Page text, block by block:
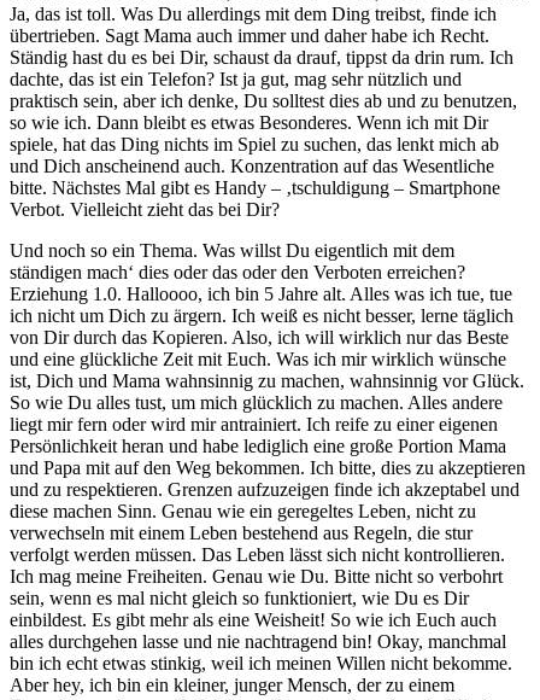
Ja, das ist toll. Was Du allerdings mit dem Ding treibst, finde ich
übertrieben. Sagt Mama auch immer und daher habe ich Recht.
Ständig hast du es bei Dir, schaust da drauf, tippst da drin rum. Ich
dachte, das ist ein Telefon? Ist ja gut, mag sehr nützlich und
praktisch sein, aber ich denke, Du solltest dies ab und zu benutzen,
so wie ich. Dann bleibt es etwas Besonderes. Wenn ich mit Dir
spiele, hat das Ding nichts im Spiel zu suchen, das lenkt mich ab
und Dich anscheinend auch. Konzentration auf das Wesentliche
bitte. Nächstes Mal gibt es Handy – ‚tschuldigung – Smartphone
Verbot. Vielleicht zieht das bei Dir?
Und noch so ein Thema. Was willst Du eigentlich mit dem
ständigen mach‘ dies oder das oder den Verboten erreichen?
Erziehung 1.0. Halloooo, ich bin 5 Jahre alt. Alles was ich tue, tue
ich nicht um Dich zu ärgern. Ich weiß es nicht besser, lerne täglich
von Dir durch das Kopieren. Also, ich will wirklich nur das Beste
und eine glückliche Zeit mit Euch. Was ich mir wirklich wünsche
ist, Dich und Mama wahnsinnig zu machen, wahnsinnig vor Glück.
So wie Du alles tust, um mich glücklich zu machen. Alles andere
liegt mir fern oder wird mir antrainiert. Ich reife zu einer eigenen
Persönlichkeit heran und habe lediglich eine große Portion Mama
und Papa mit auf den Weg bekommen. Ich bitte, dies zu akzeptieren
und zu respektieren. Grenzen aufzuzeigen finde ich akzeptabel und
diese machen Sinn. Genau wie ein geregeltes Leben, nicht zu
verwechseln mit einem Leben bestehend aus Regeln, die stur
verfolgt werden müssen. Das Leben lässt sich nicht kontrollieren.
Ich mag meine Freiheiten. Genau wie Du. Bitte nicht so verbohrt
sein, wenn es mal nicht gleich so funktioniert, wie Du es Dir
einbildest. Es gibt mehr als eine Weisheit! So wie ich Euch auch
alles durchgehen lasse und nie nachtragend bin! Okay, manchmal
bin ich echt etwas stinkig, weil ich meinen Willen nicht bekomme.
Aber hey, ich bin ein kleiner, junger Mensch, der zu einem